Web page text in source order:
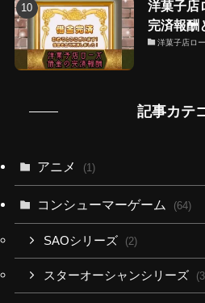
洋菓子店
完済報酬
洋菓子店ロ
記事カテ
アニメ (1)
コンシューマーゲーム (64)
SAOシリーズ (2)
スターオーシャンシリーズ